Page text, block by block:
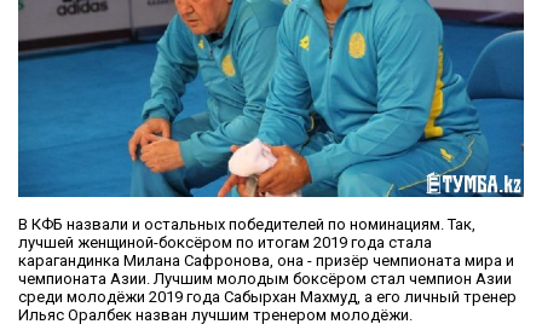
В КФБ назвали и остальных победителей по номинациям. Так,
лучшей женщиной-боксёром по итогам 2019 года стала
карагандинка Милана Сафронова, она - призёр чемпионата мира и
чемпионата Азии. Лучшим молодым боксёром стал чемпион Азии
среди молодёжи 2019 года Сабырхан Махмуд, а его личный тренер
Ильяс Оралбек назван лучшим тренером молодёжи.